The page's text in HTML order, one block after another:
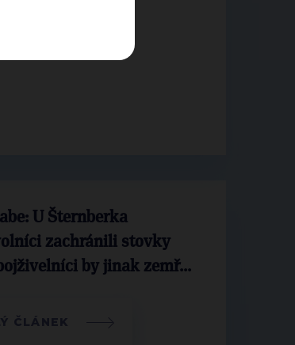
U Šternberka
zachránili stovky
by jinak zemř...
ČLÁNEK